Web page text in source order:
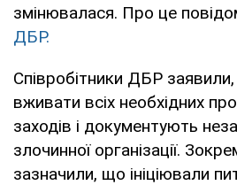
змінювалася. Про це
ДБР.
Співробітники ДБР
вживати всіх необхідних
заходів і документують
злочинної організації.
зазначили, що ініціювали